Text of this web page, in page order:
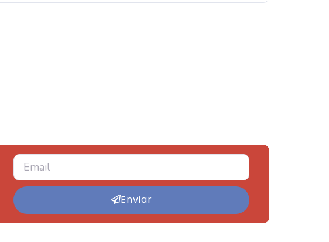
Enviar